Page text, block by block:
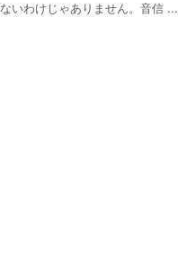
いわけじゃありません。音信 ...